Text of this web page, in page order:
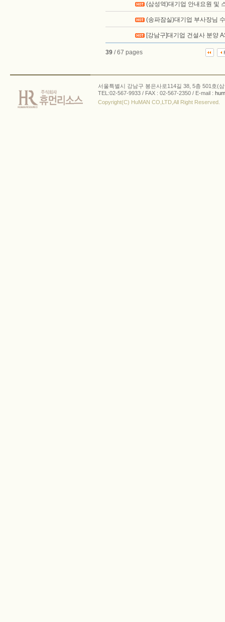
(삼성역)대기업 안내요원 및
(송파잠실)대기업 부사장님
[강남구]대기업 건설사 분양
39 / 67 pages
서울특별시 강남구 봉은사로114길 38, 5층 501호(
TEL:02-567-9933 / FAX : 02-567-2350 / E-mail :
Copyright(C) HuMAN CO,LTD,All Right Reserved.